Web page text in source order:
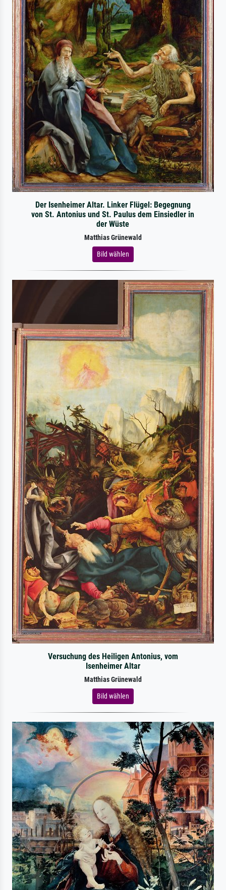
Der Isenheimer Altar. Linker Flügel: Begegnung
von St. Antonius und St. Paulus dem Einsiedler in
der Wüste
Matthias Grünewald
Bild wählen
Versuchung des Heiligen Antonius, vom
Isenheimer Altar
Matthias Grünewald
Bild wählen